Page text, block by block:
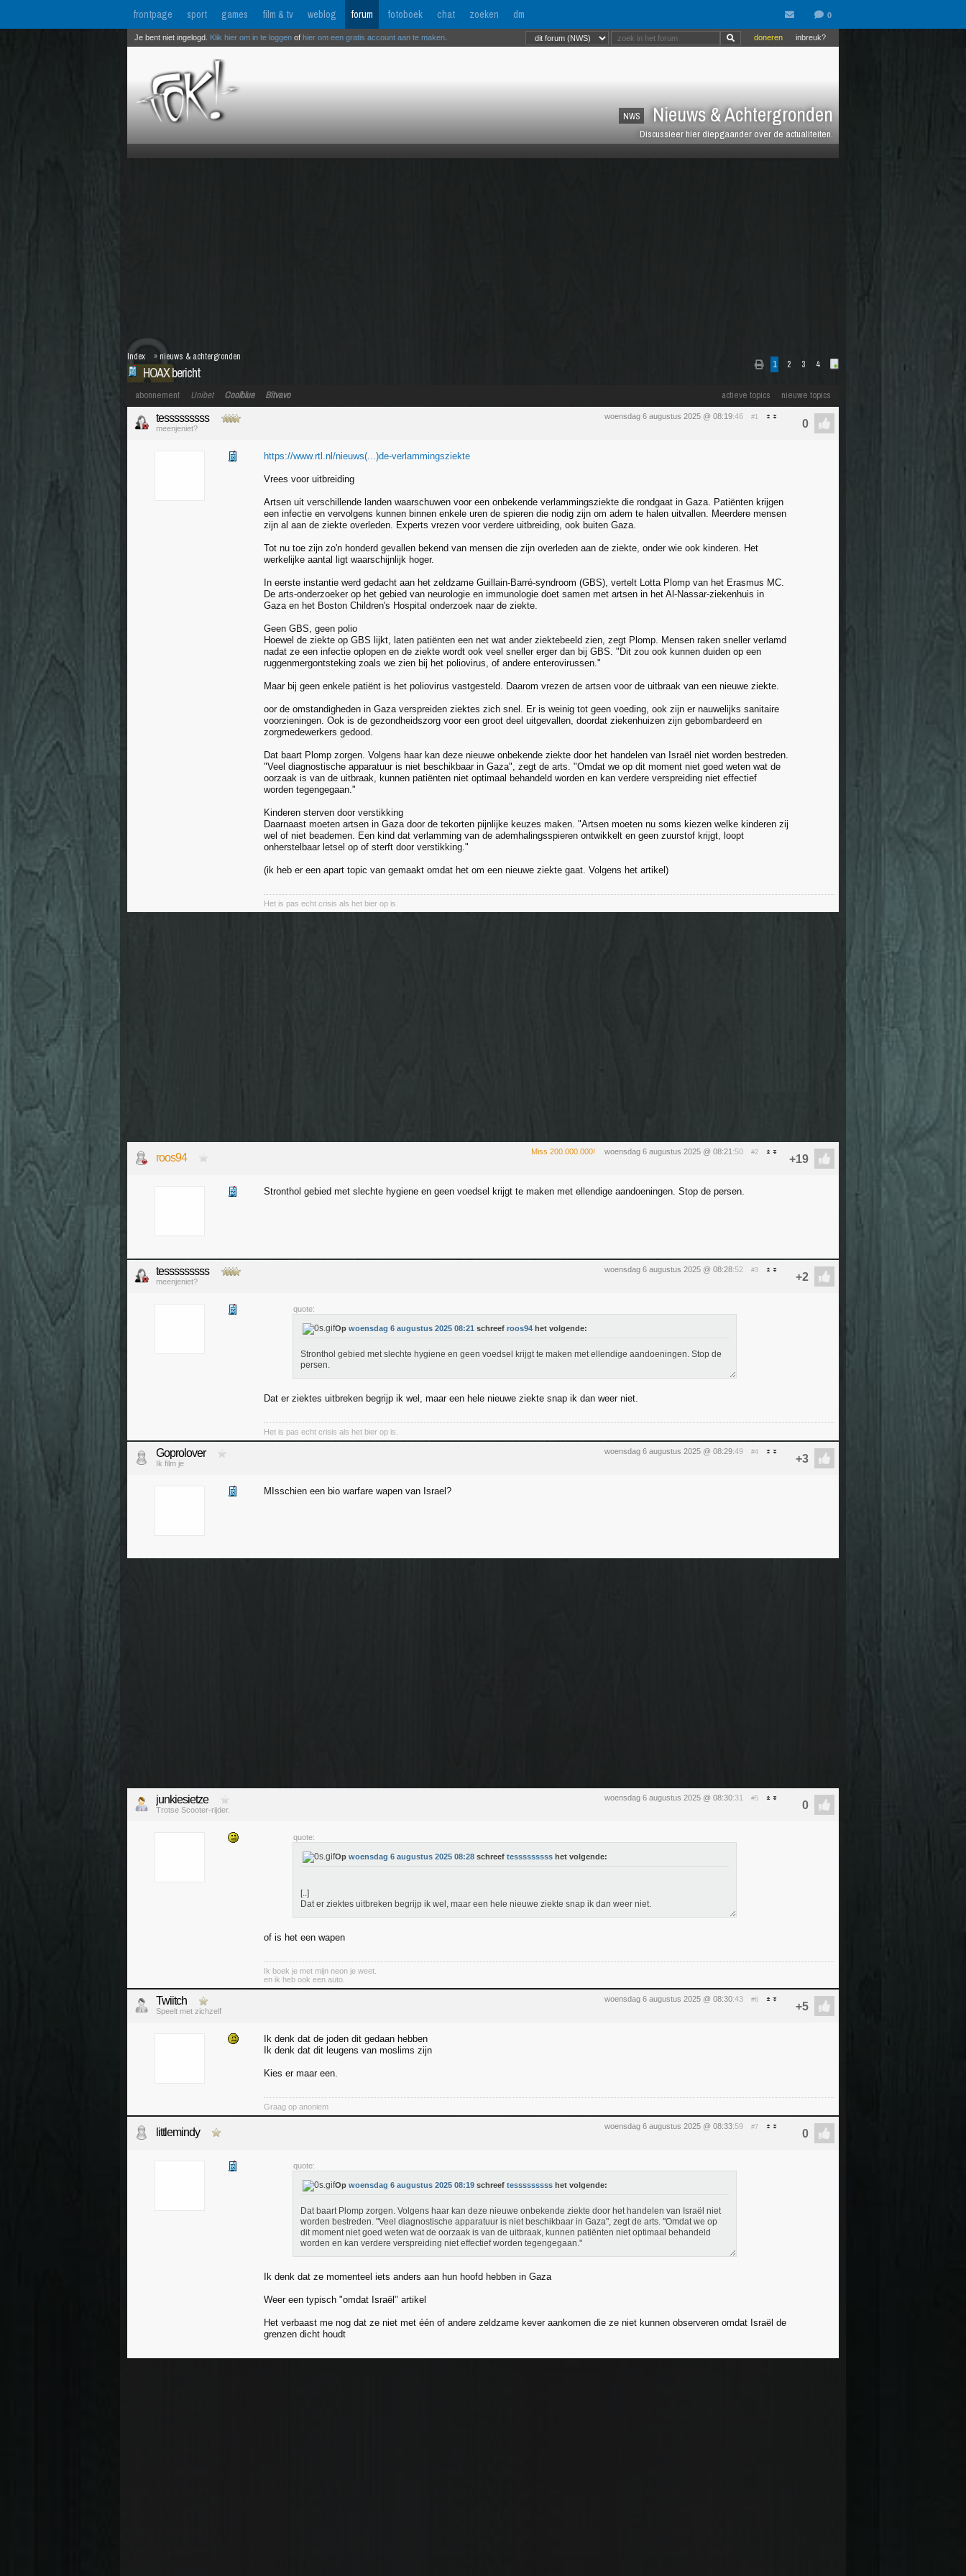
frontpage sport games film & tv weblog forum fotoboek chat zoeken dm
NWS Nieuws & Achtergronden
Discussieer hier diepgaander over de actualiteiten.
inbreuk?
doneren
Je bent niet ingelogd. Klik hier om in te loggen of hier om een gratis account aan te maken
1 2 3 4
HOAX bericht
Index » nieuws & achtergronden
actieve topics nieuwe topics
abonnement Unibet Coolblue Bitvavo
woensdag 6 augustus 2025 @ 08:19:46 #1
tesssssssss
meenjeniet?
https://www.rtl.nl/nieuws(...)de-verlammingsziekte
Vrees voor uitbreiding
Artsen uit verschillende landen waarschuwen voor een onbekende verlammingsziekte die rondgaat in Gaza. Patiënten krijgen
een infectie en vervolgens kunnen binnen enkele uren de spieren die nodig zijn om adem te halen uitvallen. Meerdere mensen
zijn al aan de ziekte overleden. Experts vrezen voor verdere uitbreiding, ook buiten Gaza.
Tot nu toe zijn zo'n honderd gevallen bekend van mensen die zijn overleden aan de ziekte, onder wie ook kinderen. Het
werkelijke aantal ligt waarschijnlijk hoger.
In eerste instantie werd gedacht aan het zeldzame Guillain-Barré-syndroom (GBS), vertelt Lotta Plomp van het Erasmus MC.
De arts-onderzoeker op het gebied van neurologie en immunologie doet samen met artsen in het Al-Nassar-ziekenhuis in
Gaza en het Boston Children's Hospital onderzoek naar de ziekte.
Geen GBS, geen polio
Hoewel de ziekte op GBS lijkt, laten patiënten een net wat ander ziektebeeld zien, zegt Plomp. Mensen raken sneller verlamd
nadat ze een infectie oplopen en de ziekte wordt ook veel sneller erger dan bij GBS. "Dit zou ook kunnen duiden op een
ruggenmergontsteking zoals we zien bij het poliovirus, of andere enterovirussen."
Maar bij geen enkele patiënt is het poliovirus vastgesteld. Daarom vrezen de artsen voor de uitbraak van een nieuwe ziekte.
oor de omstandigheden in Gaza verspreiden ziektes zich snel. Er is weinig tot geen voeding, ook zijn er nauwelijks sanitaire
voorzieningen. Ook is de gezondheidszorg voor een groot deel uitgevallen, doordat ziekenhuizen zijn gebombardeerd en
zorgmedewerkers gedood.
Dat baart Plomp zorgen. Volgens haar kan deze nieuwe onbekende ziekte door het handelen van Israël niet worden bestreden.
"Veel diagnostische apparatuur is niet beschikbaar in Gaza", zegt de arts. "Omdat we op dit moment niet goed weten wat de
oorzaak is van de uitbraak, kunnen patiënten niet optimaal behandeld worden en kan verdere verspreiding niet effectief
worden tegengegaan."
Kinderen sterven door verstikking
Daarnaast moeten artsen in Gaza door de tekorten pijnlijke keuzes maken. "Artsen moeten nu soms kiezen welke kinderen zij
wel of niet beademen. Een kind dat verlamming van de ademhalingsspieren ontwikkelt en geen zuurstof krijgt, loopt
onherstelbaar letsel op of sterft door verstikking."
(ik heb er een apart topic van gemaakt omdat het om een nieuwe ziekte gaat. Volgens het artikel)
Het is pas echt crisis als het bier op is.
Miss 200.000.000! woensdag 6 augustus 2025 @ 08:21 :50 #2
roos94
Stronthol gebied met slechte hygiene en geen voedsel krijgt te maken met ellendige aandoeningen. Stop de persen.
woensdag 6 augustus 2025 @ 08:28:52 #3
tesssssssss
meenjeniet?
quote:
Op woensdag 6 augustus 2025 08:21 schreef roos94 het volgende:
Stronthol gebied met slechte hygiene en geen voedsel krijgt te maken met ellendige aandoeningen. Stop de
persen.
Dat er ziektes uitbreken begrijp ik wel, maar een hele nieuwe ziekte snap ik dan weer niet.
Het is pas echt crisis als het bier op is.
woensdag 6 augustus 2025 @ 08:29:49 #4
Goprolover
Ik film je
MIsschien een bio warfare wapen van Israel?
woensdag 6 augustus 2025 @ 08:30:31 #5
junkiesietze
Trotse Scooter-rijder.
quote:
Op woensdag 6 augustus 2025 08:28 schreef tesssssssss het volgende:
[..]
Dat er ziektes uitbreken begrijp ik wel, maar een hele nieuwe ziekte snap ik dan weer niet.
of is het een wapen
Ik boek je met mijn neon je weet.
en ik heb ook een auto.
woensdag 6 augustus 2025 @ 08:30:43 #6
Twiitch
Speelt met zichzelf
Ik denk dat de joden dit gedaan hebben
Ik denk dat dit leugens van moslims zijn
Kies er maar een.
Graag op anoniem
woensdag 6 augustus 2025 @ 08:33:59 #7
littlemindy
quote:
Op woensdag 6 augustus 2025 08:19 schreef tesssssssss het volgende:
Dat baart Plomp zorgen. Volgens haar kan deze nieuwe onbekende ziekte door het handelen van Israël niet
worden bestreden. "Veel diagnostische apparatuur is niet beschikbaar in Gaza", zegt de arts. "Omdat we op
dit moment niet goed weten wat de oorzaak is van de uitbraak, kunnen patiënten niet optimaal behandeld
worden en kan verdere verspreiding niet effectief worden tegengegaan."
Ik denk dat ze momenteel iets anders aan hun hoofd hebben in Gaza
Weer een typisch "omdat Israël" artikel
Het verbaast me nog dat ze niet met één of andere zeldzame kever aankomen die ze niet kunnen observeren omdat Israël de
grenzen dicht houdt